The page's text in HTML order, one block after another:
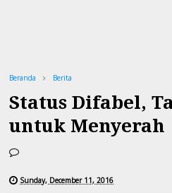
Beranda Berita
Status Difabel,
untuk Menyerah
Sunday, December 11, 2016